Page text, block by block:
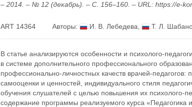
– 2014. – № 12 (декабрь). – С. 156–160. – URL: https://e-
ART 14364 Авторы: И. В. Лебедева Т. Л.
В статье анализируются особенности и психолого-
в системе дополнительного профессионального
профессионально-личностных качеств врачей-
самооценки и ценностей, индивидуального стиля
обучения слушателей с целью повышения их психолого-
содержание программы реализуемого курса